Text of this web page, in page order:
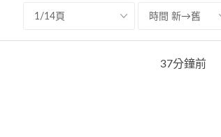
1/14頁 時間 新→舊
37分鐘前